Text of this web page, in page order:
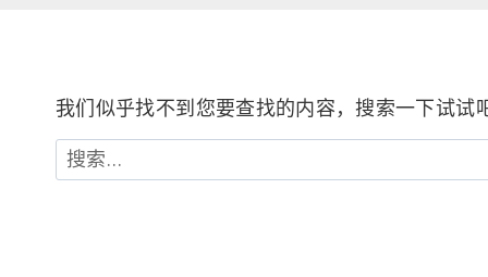
我们似乎找不到您要查找的内容，搜索一下试试
搜
索：